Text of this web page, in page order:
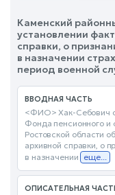
Каменский
установлении
справки, о
в назначении
период военной
ВВОДНАЯ ЧАСТЬ
<ФИО> Хак-Себович
Фонда пенсионного и
Ростовской области
архивной справки, о
в назначении еще...
ОПИСАТЕЛЬНАЯ